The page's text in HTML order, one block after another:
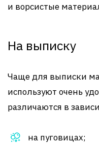
и ворсистые
На выписку
Чаще для выписки
используют очень
различаются в
на пуговицах;